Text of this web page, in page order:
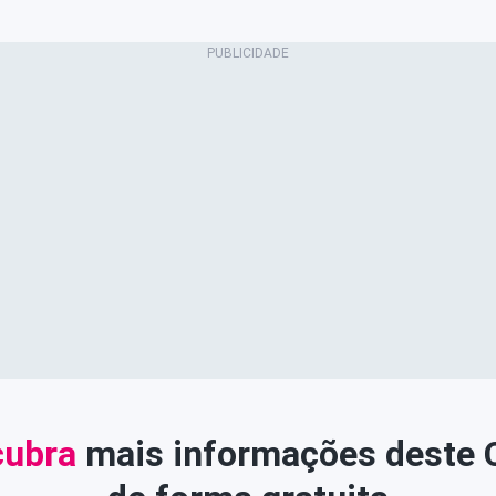
mais informações deste